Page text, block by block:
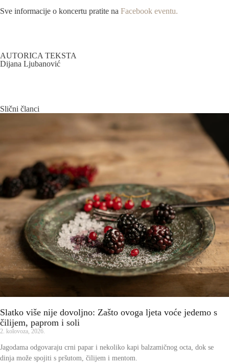
Sve informacije o koncertu pratite na Facebook eventu.
AUTORICA TEKSTA
Dijana Ljubanović
Slični članci
Slatko više nije dovoljno: Zašto ovoga ljeta voće jedemo s
čilijem, paprom i soli
2. kolovoza, 2026.
Jagodama odgovaraju crni papar i nekoliko kapi balzamičnog octa, dok se
dinja može spojiti s pršutom, čilijem i mentom.